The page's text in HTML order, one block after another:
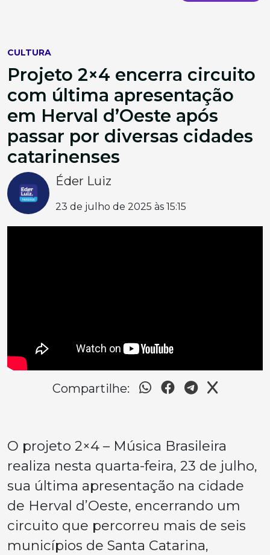
CULTURA
Projeto 2×4 encerra circuito
com última apresentação
em Herval d’Oeste após
passar por diversas cidades
catarinenses
Éder Luiz
23 de julho de 2025 às 15:15
Compartilhe:
O projeto 2×4 – Música Brasileira
realiza nesta quarta-feira, 23 de julho,
sua última apresentação na cidade
de Herval d’Oeste, encerrando um
circuito que percorreu mais de seis
municípios de Santa Catarina,